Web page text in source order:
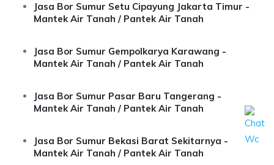
Jasa Bor Sumur Setu Cipayung Jakarta Timur -
Mantek Air Tanah / Pantek Air Tanah
Jasa Bor Sumur Gempolkarya Karawang -
Mantek Air Tanah / Pantek Air Tanah
Jasa Bor Sumur Pasar Baru Tangerang -
Mantek Air Tanah / Pantek Air Tanah
Jasa Bor Sumur Bekasi Barat Sekitarnya -
Mantek Air Tanah / Pantek Air Tanah